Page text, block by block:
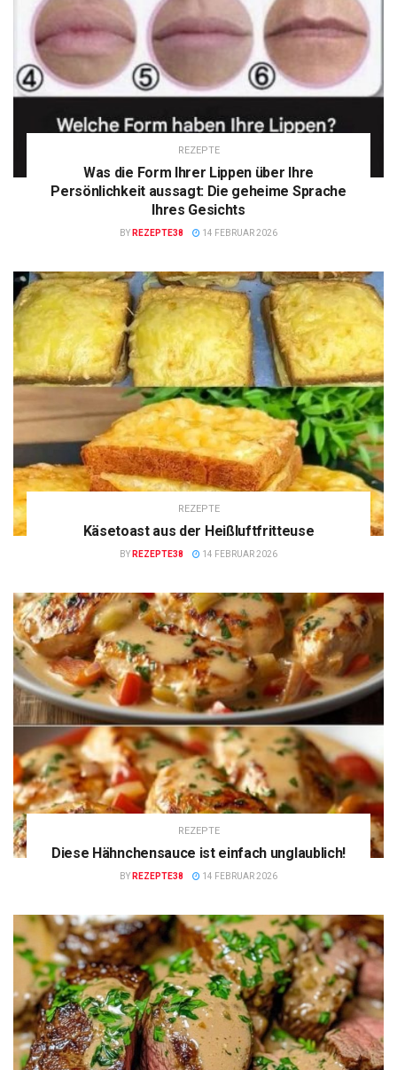
REZEPTE
Was die Form Ihrer Lippen über Ihre
Persönlichkeit aussagt: Die geheime Sprache
Ihres Gesichts
BY REZEPTE38 14 FEBRUAR 2026
REZEPTE
Käsetoast aus der Heißluftfritteuse
BY REZEPTE38 14 FEBRUAR 2026
REZEPTE
Diese Hähnchensauce ist einfach unglaublich!
BY REZEPTE38 14 FEBRUAR 2026